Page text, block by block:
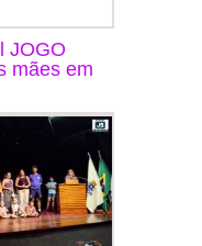
JOGO
mães em